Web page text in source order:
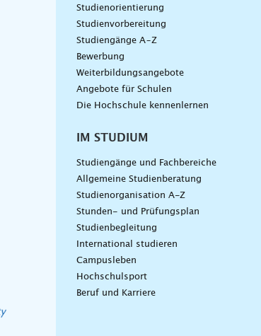
Studienorientierung
Studienvorbereitung
Studiengänge A–Z
Bewerbung
Weiterbildungsangebote
Angebote für Schulen
Die Hochschule kennenlernen
IM STUDIUM
Studiengänge und Fachbereiche
Allgemeine Studienberatung
Studienorganisation A-Z
Stunden- und Prüfungsplan
Studienbegleitung
International studieren
Campusleben
Hochschulsport
Beruf und Karriere